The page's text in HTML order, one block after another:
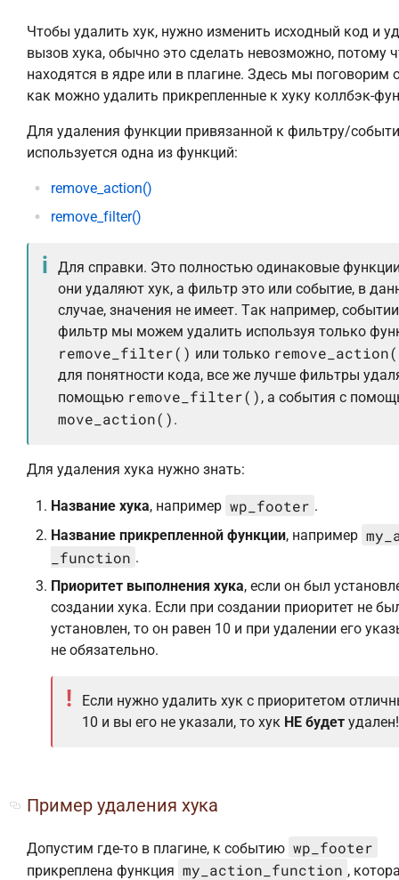
Чтобы удалить хук, нужно изменить исходный код и
вызов хука, обычно это сделать невозможно, потому
находятся в ядре или в плагине. Здесь мы поговорим
как можно удалить прикрепленные к хуку коллбэк-
Для удаления функции привязанной к фильтру/
используется одна из функций:
remove_action()
remove_filter()
Для справки. Это полностью одинаковые
они удаляют хук, а фильтр это или событие, в
случае, значения не имеет. Так например,
фильтр мы можем удалить используя только
remove_filter() или только
для понятности кода, все же лучше фильтры
помощью remove_filter() , а события с
move_action() .
Для удаления хука нужно знать:
Название хука, например wp_footer .
Название прикрепленной функции, например
_function .
Приоритет выполнения хука, если он был
создании хука. Если при создании приоритет не
установлен, то он равен 10 и при удалении его
не обязательно.
Если нужно удалить хук с приоритетом
10 и вы его не указали, то хук НЕ будет удален!
Пример удаления хука
Допустим где-то в плагине, к событию wp_footer
прикреплена функция my_action_function ,